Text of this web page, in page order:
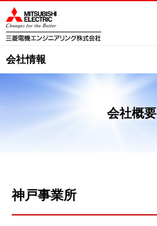
会社情報
会社概要
神戸事業所